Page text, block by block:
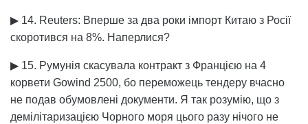
▶ 14. Reuters: Вперше за два роки імпорт Китаю з Росії
скоротився на 8%. Наперлися?
▶ 15. Румунія скасувала контракт з Францією на 4
корвети Gowind 2500, бо переможець тендеру вчасно
не подав обумовлені документи. Я так розумію, що з
демілітаризацією Чорного моря цього разу нічого не